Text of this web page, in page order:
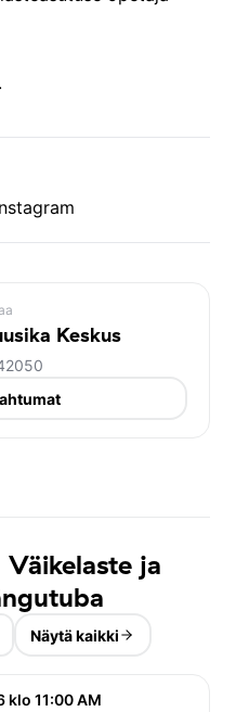
Keskus
ja
Näytä kaikki
klo 11:00 AM